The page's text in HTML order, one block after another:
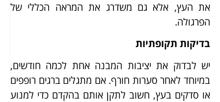
את העץ, אלא גם משדרג את המראה הכללי של
הפרגולה.
בדיקות תקופתיות
יש לבדוק את יציבות המבנה אחת לכמה חודשים,
במיוחד לאחר סערות חורף. אם מתגלים ברגים רופפים
או סדקים בעץ, חשוב לתקן אותם בהקדם כדי למנוע